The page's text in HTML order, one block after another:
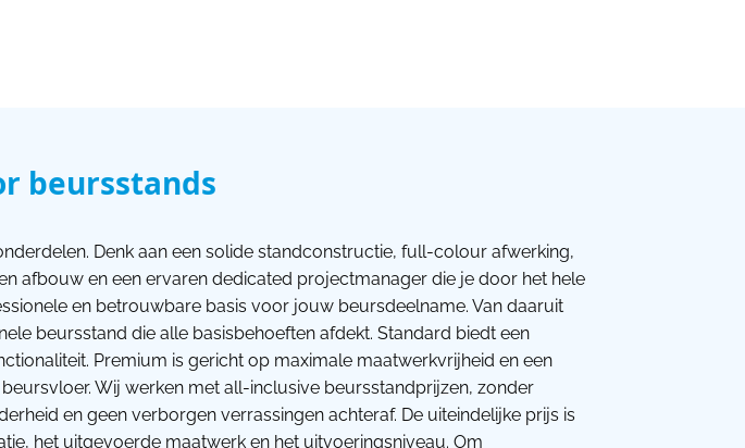
beursstands
Denk aan een solide standconstructie, full-colour afwerking,
afbouw en een ervaren dedicated projectmanager die je door het hele
en betrouwbare basis voor jouw beursdeelname. Van daaruit
beursstand die alle basisbehoeften afdekt. Standard biedt een
Premium is gericht op maximale maatwerkvrijheid en een
Wij werken met all-inclusive beursstandprijzen, zonder
en geen verborgen verrassingen achteraf. De uiteindelijke prijs is
het uitgevoerde maatwerk en het uitvoeringsniveau. Om